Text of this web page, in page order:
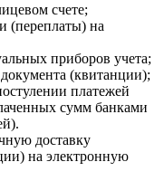
счете;
(переплаты) на
приборов учета;
(квитанции);
платежей
сумм банками
доставку
на электронную